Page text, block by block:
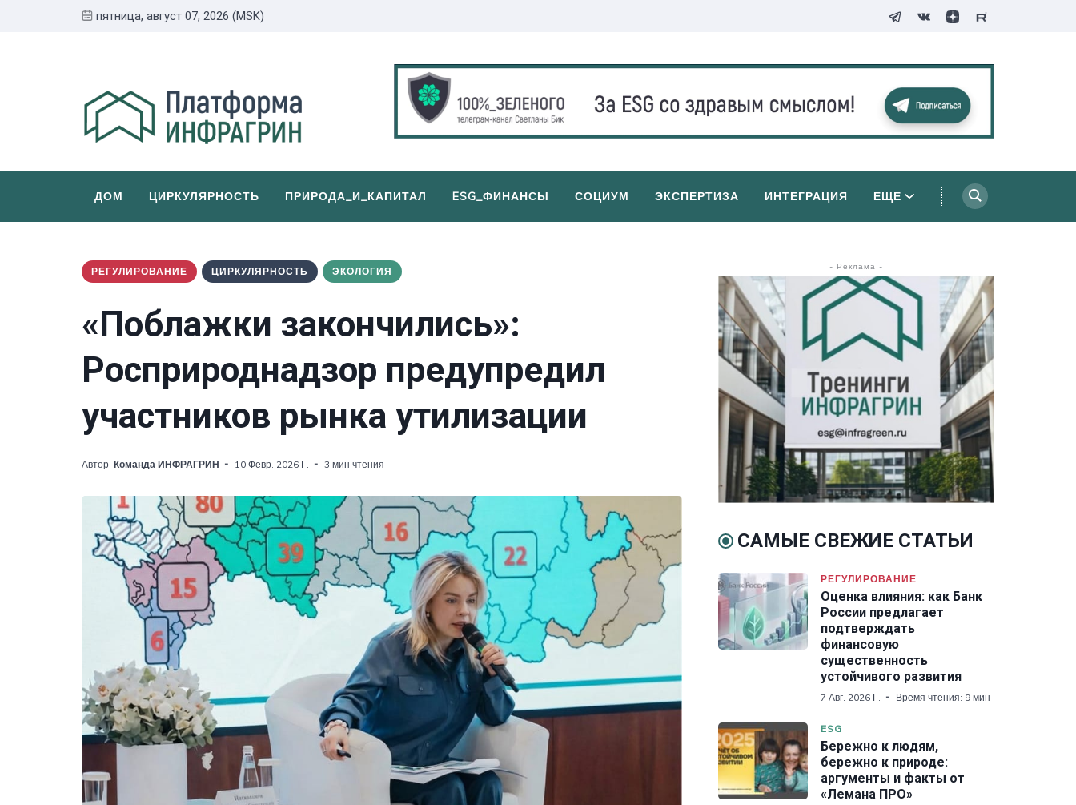
пятница, август 07, 2026 (MSK)
ДОМ ЦИРКУЛЯРНОСТЬ ПРИРОДА_И_КАПИТАЛ ESG_ФИНАНСЫ СОЦИУМ ЭКСПЕРТИЗА ИНТЕГРАЦИЯ ЕЩЕ
РЕГУЛИРОВАНИЕ ЦИРКУЛЯРНОСТЬ ЭКОЛОГИЯ
«Поблажки закончились»:
Росприроднадзор предупредил
участников рынка утилизации
Автор: Команда ИНФРАГРИН 10 Февр. 2026 Г. 3 мин чтения
- Реклама -
САМЫЕ СВЕЖИЕ СТАТЬИ
РЕГУЛИРОВАНИЕ
Оценка влияния: как Банк
России предлагает
подтверждать
финансовую
существенность
устойчивого развития
7 Авг. 2026 Г. Время чтения: 9 мин
ESG
Бережно к людям,
бережно к природе:
аргументы и факты от
«Лемана ПРО»